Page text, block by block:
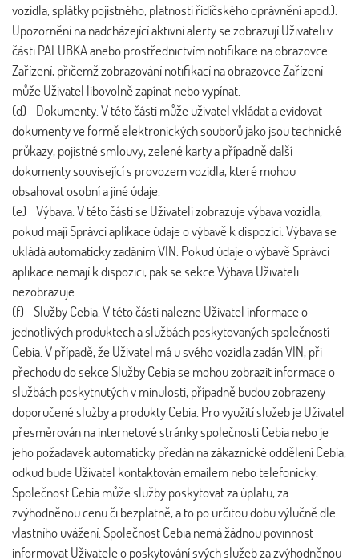
vozidla, splátky pojistného, platnosti řidičského oprávnění apod.).
Upozornění na nadcházející aktivní alerty se zobrazují Uživateli v
části PALUBKA anebo prostřednictvím notifikace na obrazovce
Zařízení, přičemž zobrazování notifikací na obrazovce Zařízení
může Uživatel libovolně zapínat nebo vypínat.
(d) Dokumenty. V této části může uživatel vkládat a evidovat
dokumenty ve formě elektronických souborů jako jsou technické
průkazy, pojistné smlouvy, zelené karty a případně další
dokumenty související s provozem vozidla, které mohou
obsahovat osobní a jiné údaje.
(e) Výbava. V této části se Uživateli zobrazuje výbava vozidla,
pokud mají Správci aplikace údaje o výbavě k dispozici. Výbava se
ukládá automaticky zadáním VIN. Pokud údaje o výbavě Správci
aplikace nemají k dispozici, pak se sekce Výbava Uživateli
nezobrazuje.
(f) Služby Cebia. V této části nalezne Uživatel informace o
jednotlivých produktech a službách poskytovaných společností
Cebia. V případě, že Uživatel má u svého vozidla zadán VIN, při
přechodu do sekce Služby Cebia se mohou zobrazit informace o
službách poskytnutých v minulosti, případně budou zobrazeny
doporučené služby a produkty Cebia. Pro využití služeb je Uživatel
přesměrován na internetové stránky společnosti Cebia nebo je
jeho požadavek automaticky předán na zákaznické oddělení Cebia,
odkud bude Uživatel kontaktován emailem nebo telefonicky.
Společnost Cebia může služby poskytovat za úplatu, za
zvýhodněnou cenu či bezplatně, a to po určitou dobu výlučně dle
vlastního uvážení. Společnost Cebia nemá žádnou povinnost
informovat Uživatele o poskytování svých služeb za zvýhodněnou